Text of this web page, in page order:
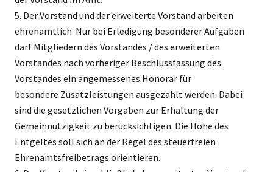
5. Der Vorstand und der erweiterte Vorstand arbeiten
ehrenamtlich. Nur bei Erledigung besonderer Aufgaben
darf Mitgliedern des Vorstandes / des erweiterten
Vorstandes nach vorheriger Beschlussfassung des
Vorstandes ein angemessenes Honorar für
besondere Zusatzleistungen ausgezahlt werden. Dabei
sind die gesetzlichen Vorgaben zur Erhaltung der
Gemeinnützigkeit zu berücksichtigen. Die Höhe des
Entgeltes soll sich an der Regel des steuerfreien
Ehrenamtsfreibetrags orientieren.